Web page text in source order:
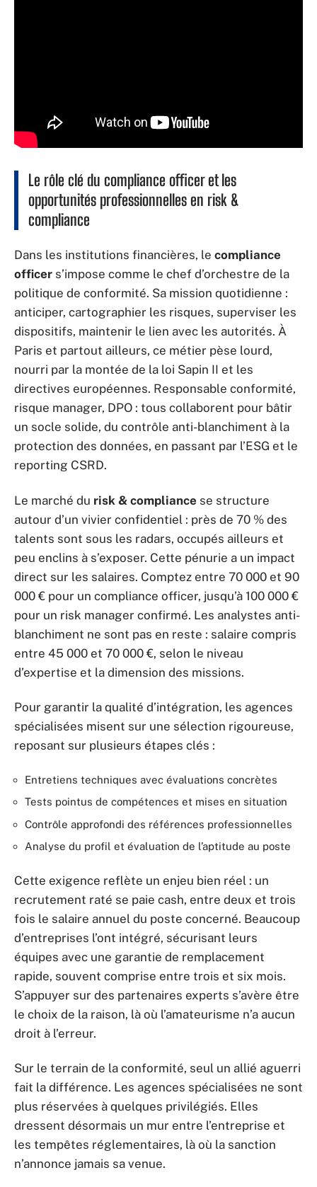
Le rôle clé du compliance officer et les
opportunités professionnelles en risk &
compliance
Dans les institutions financières, le compliance
officer s’impose comme le chef d’orchestre de la
politique de conformité. Sa mission quotidienne :
anticiper, cartographier les risques, superviser les
dispositifs, maintenir le lien avec les autorités. À
Paris et partout ailleurs, ce métier pèse lourd,
nourri par la montée de la loi Sapin II et les
directives européennes. Responsable conformité,
risque manager, DPO : tous collaborent pour bâtir
un socle solide, du contrôle anti-blanchiment à la
protection des données, en passant par l’ESG et le
reporting CSRD.
Le marché du risk & compliance se structure
autour d’un vivier confidentiel : près de 70 % des
talents sont sous les radars, occupés ailleurs et
peu enclins à s’exposer. Cette pénurie a un impact
direct sur les salaires. Comptez entre 70 000 et 90
000 € pour un compliance officer, jusqu’à 100 000 €
pour un risk manager confirmé. Les analystes anti-
blanchiment ne sont pas en reste : salaire compris
entre 45 000 et 70 000 €, selon le niveau
d’expertise et la dimension des missions.
Pour garantir la qualité d’intégration, les agences
spécialisées misent sur une sélection rigoureuse,
reposant sur plusieurs étapes clés :
Entretiens techniques avec évaluations concrètes
Tests pointus de compétences et mises en situation
Contrôle approfondi des références professionnelles
Analyse du profil et évaluation de l’aptitude au poste
Cette exigence reflète un enjeu bien réel : un
recrutement raté se paie cash, entre deux et trois
fois le salaire annuel du poste concerné. Beaucoup
d’entreprises l’ont intégré, sécurisant leurs
équipes avec une garantie de remplacement
rapide, souvent comprise entre trois et six mois.
S’appuyer sur des partenaires experts s’avère être
le choix de la raison, là où l’amateurisme n’a aucun
droit à l’erreur.
Sur le terrain de la conformité, seul un allié aguerri
fait la différence. Les agences spécialisées ne sont
plus réservées à quelques privilégiés. Elles
dressent désormais un mur entre l’entreprise et
les tempêtes réglementaires, là où la sanction
n’annonce jamais sa venue.